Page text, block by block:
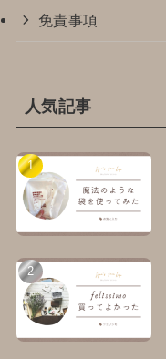
免責事項
人気記事